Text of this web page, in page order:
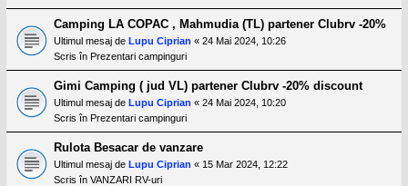
Camping LA COPAC , Mahmudia (TL) partener Clubrv -20%
Ultimul mesaj de Lupu Ciprian « 24 Mai 2024, 10:26
Scris în Prezentari campinguri
Gimi Camping ( jud VL) partener Clubrv -20% discount
Ultimul mesaj de Lupu Ciprian « 24 Mai 2024, 10:20
Scris în Prezentari campinguri
Rulota Besacar de vanzare
Ultimul mesaj de Lupu Ciprian « 15 Mar 2024, 12:22
Scris în VANZARI RV-uri